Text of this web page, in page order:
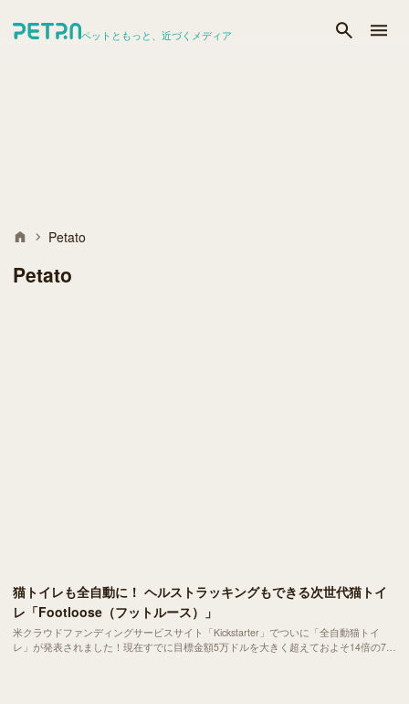
ペットともっと、近づくメディア
Petato
Petato
猫トイレも全自動に！ ヘルストラッキングもできる次世代猫トイ
レ「Footloose（フットルース）」
米クラウドファンディングサービスサイト「Kickstarter」でついに「全自動猫トイ
レ」が発表されました！現在すでに目標金額5万ドルを大きく超えておよそ14倍の70